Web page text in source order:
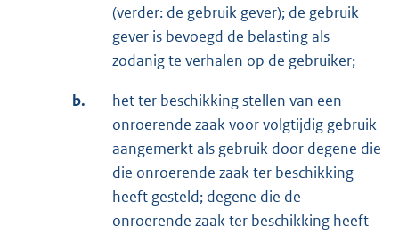
(verder: de gebruik gever); de gebruik
gever is bevoegd de belasting als
zodanig te verhalen op de gebruiker;
b.
het ter beschikking stellen van een
onroerende zaak voor volgtijdig gebruik
aangemerkt als gebruik door degene die
die onroerende zaak ter beschikking
heeft gesteld; degene die de
onroerende zaak ter beschikking heeft